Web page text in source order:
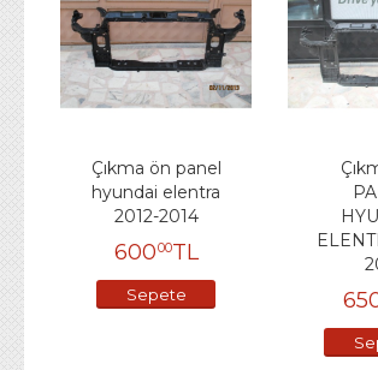
Çıkma ön panel
hyundai elentra
2012-2014
60000TL
Sepete